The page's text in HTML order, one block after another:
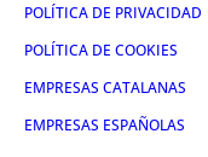
POLÍTICA DE PRIVACIDAD
POLÍTICA DE COOKIES
EMPRESAS CATALANAS
EMPRESAS ESPAÑOLAS